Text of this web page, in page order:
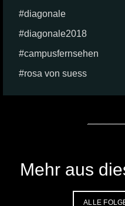
diagonale
diagonale2018
campusfernsehen
rosa von suess
Mehr aus